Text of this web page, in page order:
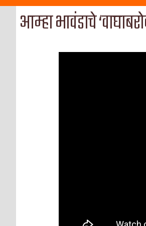
साहिब बीबी और
आम्हा भावंडाचे